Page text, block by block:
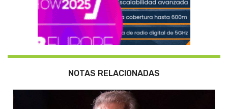
NOTAS RELACIONADAS